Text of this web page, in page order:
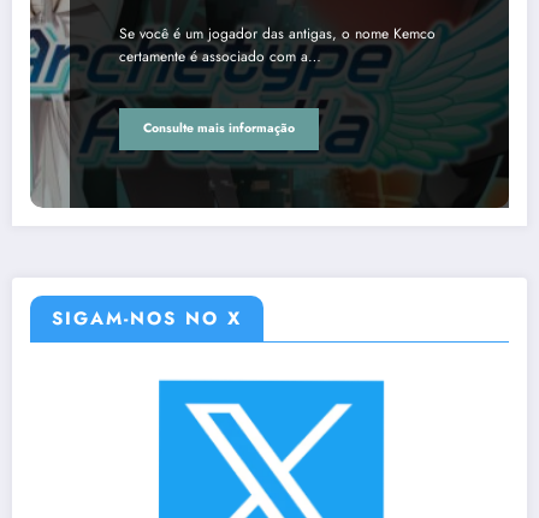
Se você é um jogador das antigas, o nome Kemco
certamente é associado com a…
Consulte mais informação
SIGAM-NOS NO X